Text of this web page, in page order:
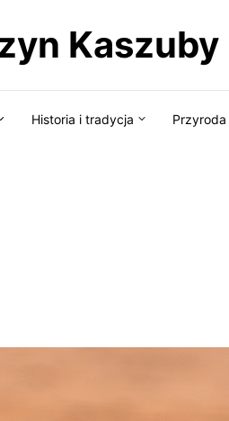
Kaszuby
Historia i tradycja Przyroda